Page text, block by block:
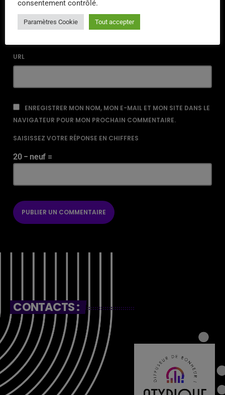
URL
ENREGISTRER MON NOM, MON E-MAIL ET MON SITE DANS LE
NAVIGATEUR POUR MON PROCHAIN COMMENTAIRE.
SAISISSEZ VOTRE RÉPONSE EN CHIFFRES
20 − neuf =
CONTACTS :
consentement contrôlé.
Paramètres Cookie Tout accepter